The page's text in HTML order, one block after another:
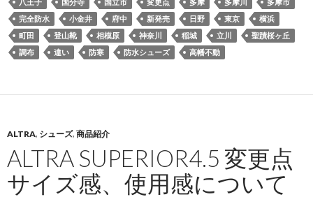
完全防水
小金井 府中 新発売 日野 東京
横浜
町田
登山靴 相模原 神奈川 稲城 立川
聖蹟桜ヶ丘
調布
違い 防寒 防水シューズ 高幡不動
ALTRA, シューズ, 商品紹介
ALTRA SUPERIOR4.5 変更点
サイズ感、使用感について